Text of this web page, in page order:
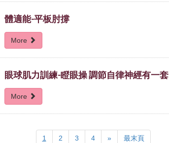
體適能-平板肘撐
More
眼球肌力訓練-瞪眼操 調節自律神經有一套
More
1 2 3 4 »Next最末頁last